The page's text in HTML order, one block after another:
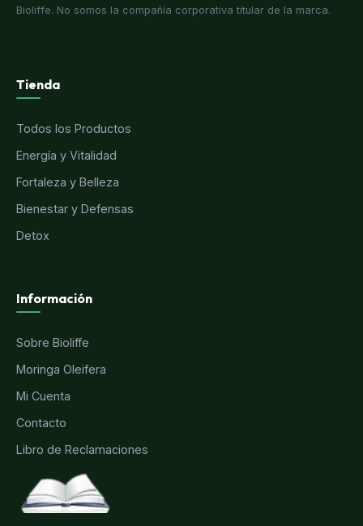
Bioliffe. No somos la compañía corporativa titular de la marca.
Tienda
Todos los Productos
Energía y Vitalidad
Fortaleza y Belleza
Bienestar y Defensas
Detox
Información
Sobre Bioliffe
Moringa Oleifera
Mi Cuenta
Contacto
Libro de Reclamaciones